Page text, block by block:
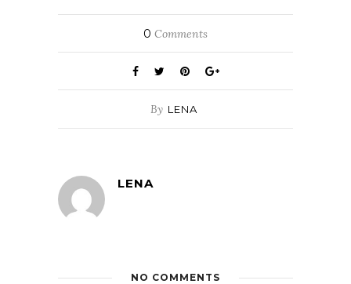
0 Comments
By LENA
LENA
NO COMMENTS